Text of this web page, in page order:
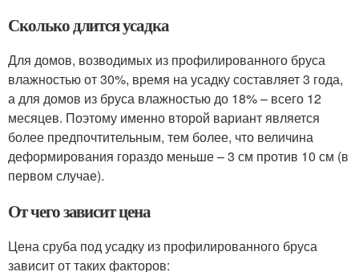
Сколько длится усадка
Для домов, возводимых из профилированного бруса
влажностью от 30%, время на усадку составляет 3 года,
а для домов из бруса влажностью до 18% – всего 12
месяцев. Поэтому именно второй вариант является
более предпочтительным, тем более, что величина
деформирования гораздо меньше – 3 см против 10 см (в
первом случае).
От чего зависит цена
Цена сруба под усадку из профилированного бруса
зависит от таких факторов: